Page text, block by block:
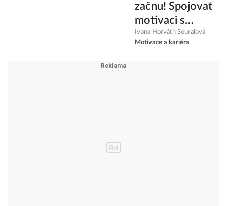
začnu! Spojovat
motivaci s
konkrétním
dnem je pošetilé
Ivona Horváth Souralová
Motivace a kariéra